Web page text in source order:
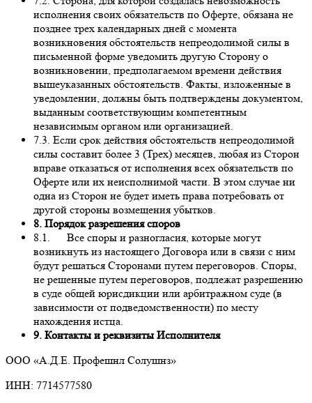
исполнения своих обязательств по Оферте, обязана не
позднее трех календарных дней с момента
возникновения обстоятельств непреодолимой силы в
письменной форме уведомить другую Сторону о
возникновении, предполагаемом времени действия
вышеуказанных обстоятельств. Факты, изложенные в
уведомлении, должны быть подтверждены документом,
выданным соответствующим компетентным
независимым органом или организацией.
7.3. Если срок действия обстоятельств непреодолимой
силы составит более 3 (Трех) месяцев, любая из Сторон
вправе отказаться от исполнения всех обязательств по
Оферте или их неисполнимой части. В этом случае ни
одна из Сторон не будет иметь права потребовать от
другой стороны возмещения убытков.
8. Порядок разрешения споров
8.1. Все споры и разногласия, которые могут
возникнуть из настоящего Договора или в связи с ним
будут решаться Сторонами путем переговоров. Споры,
не решенные путем переговоров, подлежат разрешению
в суде общей юрисдикции или арбитражном суде (в
зависимости от подведомственности) по месту
нахождения истца.
9. Контакты и реквизиты Исполнителя
ООО «А.Д.Е. Профешнл Солушнз»
ИНН: 7714577580